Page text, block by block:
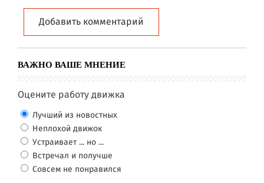
Добавить комментарий
ВАЖНО ВАШЕ МНЕНИЕ
Оцените работу движка
Лучший из новостных
Неплохой движок
Устраивает ... но ...
Встречал и получше
Совсем не понравился